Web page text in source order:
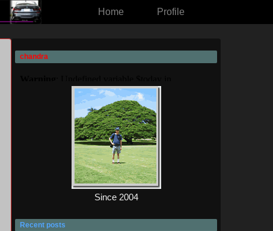
Home Profile
chandra
Since 2004
Recent posts